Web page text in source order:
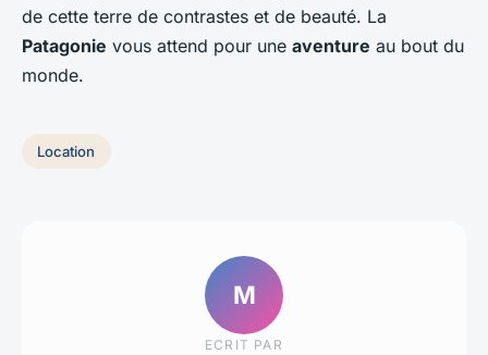
de cette terre de contrastes et de beauté. La
Patagonie vous attend pour une aventure au bout du
monde.
Location
M
ECRIT PAR